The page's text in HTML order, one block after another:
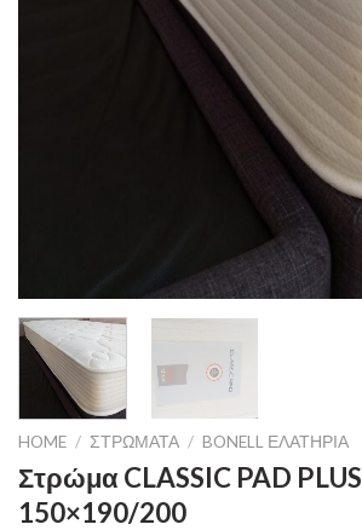
HOME / ΣΤΡΏΜΑΤΑ / BONELL ΕΛΑΤΉΡΙΑ
Στρώμα CLASSIC PAD PLUS
150×190/200